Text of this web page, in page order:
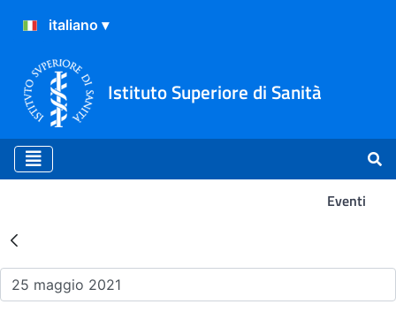
Istituto Superiore di Sanità
Eventi
Risultati della Ricerca -